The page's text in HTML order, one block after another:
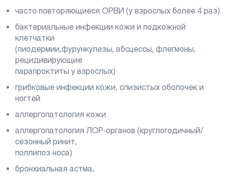
часто повторяющиеся ОРВИ (у взрослых более 4 раз)
бактериальные инфекции кожи и подкожной
клетчатки
(пиодермии,фурункулезы, абсцессы, флегмоны,
рецидивирующие
парапроктиты у взрослых)
грибковые инфекции кожи, слизистых оболочек и
ногтей
аллергопатология кожи
аллергопатология ЛОР-органов (круглогодичный/
сезонный ринит,
поллипоз носа)
бронхиальная астма,